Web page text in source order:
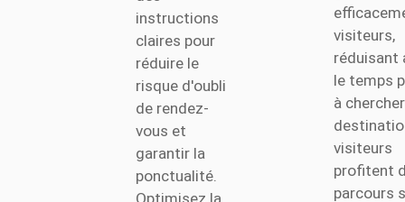
instructions
claires pour
réduire le
risque d'oubli
de rendez-
vous et
garantir la
ponctualité.
visiteurs,
réduisant
le temps
à
visiteurs
profitent
parcours